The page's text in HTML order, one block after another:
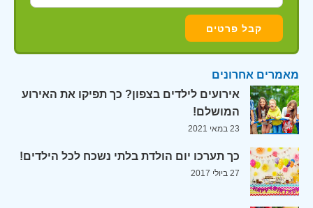
מאמרים אחרונים
אירועים לילדים בצפון? כך תפיקו את האירוע
המושלם!
23 במאי 2021
כך תערכו יום הולדת בלתי נשכח לכל הילדים!
27 ביולי 2017